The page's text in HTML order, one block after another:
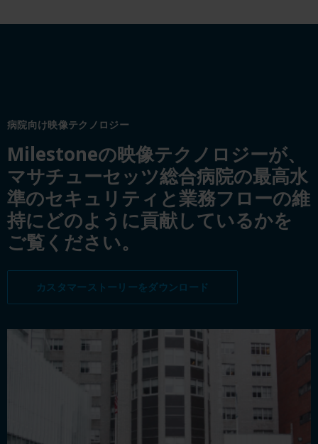
病院向け映像テクノロジー
Milestoneの映像テクノロジーが、
マサチューセッツ総合病院の最高水
準のセキュリティと業務フローの維
持にどのように貢献しているかを
ご覧ください。
カスタマーストーリーをダウンロード